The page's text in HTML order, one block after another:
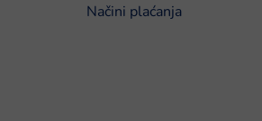
Načini plaćanja